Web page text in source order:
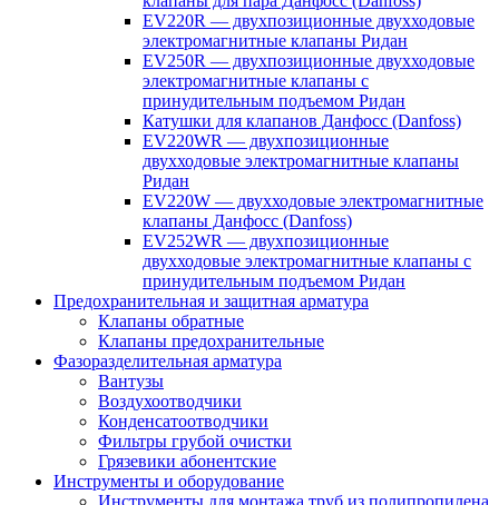
EV220R — двухпозиционные двухходовые
электромагнитные клапаны Ридан
EV250R — двухпозиционные двухходовые
электромагнитные клапаны с
принудительным подъемом Ридан
Катушки для клапанов Данфосс (Danfoss)
EV220WR — двухпозиционные
двухходовые электромагнитные клапаны
Ридан
EV220W — двухходовые электромагнитные
клапаны Данфосс (Danfoss)
EV252WR — двухпозиционные
двухходовые электромагнитные клапаны с
принудительным подъемом Ридан
Предохранительная и защитная арматура
Клапаны обратные
Клапаны предохранительные
Фазоразделительная арматура
Вантузы
Воздухоотводчики
Конденсатоотводчики
Фильтры грубой очистки
Грязевики абонентские
Инструменты и оборудование
Инструменты для монтажа труб из полипропилена